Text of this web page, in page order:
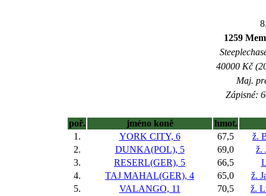
1259
40000 Kč
Maj.
Zápisné:
poř. jméno koně
hmot.
1.
YORK CITY, 6 67,5
ž.
2.
DUNKA(POL), 5 69,0
ž.
3.
RESERL(GER), 5 66,5
4.
TAJ MAHAL(GER), 4 65,0
ž.
5.
VALANGO, 11 70,5
ž.